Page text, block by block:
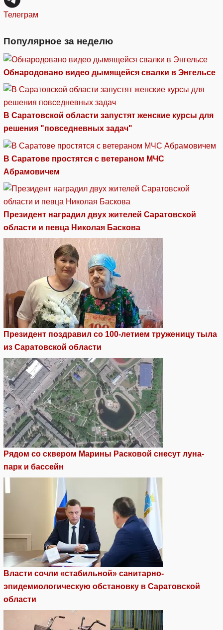
Телеграм
Популярное за неделю
Обнародовано видео дымящейся свалки в Энгельсе
В Саратовской области запустят женские курсы для
решения "повседневных задач"
В Саратове простятся с ветераном МЧС
Абрамовичем
Президент наградил двух жителей Саратовской
области и певца Николая Баскова
Президент поздравил со 100-летием труженицу тыла
из Саратовской области
Рядом со сквером Марины Расковой снесут луна-
парк и бассейн
Власти сочли «стабильной» санитарно-
эпидемиологическую обстановку в Саратовской
области